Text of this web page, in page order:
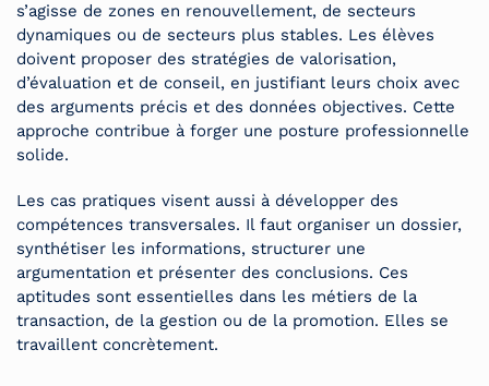
s’agisse de zones en renouvellement, de secteurs
dynamiques ou de secteurs plus stables. Les élèves
doivent proposer des stratégies de valorisation,
d’évaluation et de conseil, en justifiant leurs choix avec
des arguments précis et des données objectives. Cette
approche contribue à forger une posture professionnelle
solide.
Les cas pratiques visent aussi à développer des
compétences transversales. Il faut organiser un dossier,
synthétiser les informations, structurer une
argumentation et présenter des conclusions. Ces
aptitudes sont essentielles dans les métiers de la
transaction, de la gestion ou de la promotion. Elles se
travaillent concrètement.